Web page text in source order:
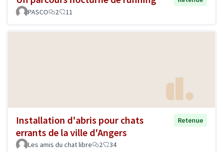
PASCO
2 11
Installation d'abris pour chats
errants de la ville d'Angers
Retenue
Les amis du chat libre 2 34